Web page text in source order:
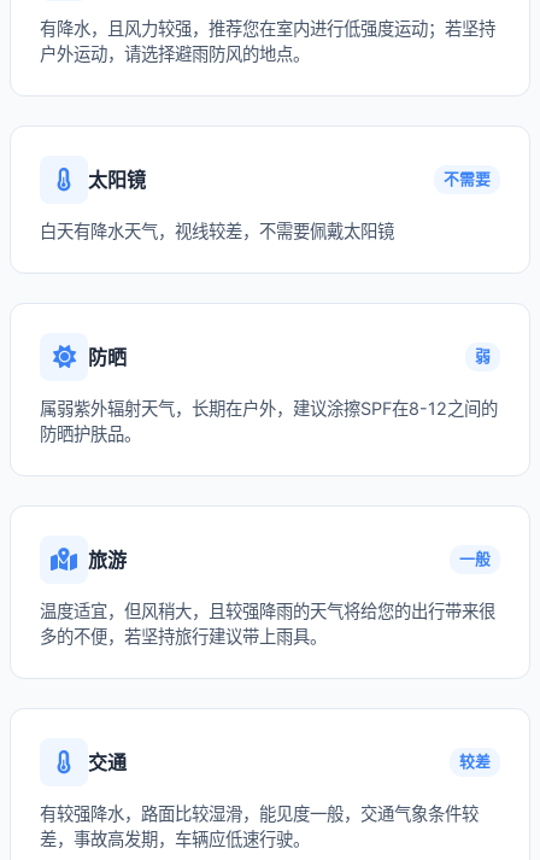
有降水，且风力较强，推荐您在室内进行低强度运动；若坚持
户外运动，请选择避雨防风的地点。
太阳镜 不需要
白天有降水天气，视线较差，不需要佩戴太阳镜
防晒 弱
属弱紫外辐射天气，长期在户外，建议涂擦SPF在8-12之间的
防晒护肤品。
旅游 一般
温度适宜，但风稍大，且较强降雨的天气将给您的出行带来很
多的不便，若坚持旅行建议带上雨具。
交通 较差
有较强降水，路面比较湿滑，能见度一般，交通气象条件较
差，事故高发期，车辆应低速行驶。